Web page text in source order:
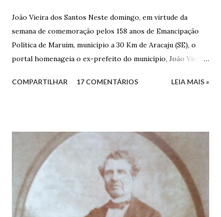
João Vieira dos Santos Neste domingo, em virtude da
semana de comemoração pelos 158 anos de Emancipação
Política de Maruim, município a 30 Km de Aracaju (SE), o
portal homenageia o ex-prefeito do município, João Vieira
Vieira dos Santos e Arlinda Barroso dos Santos, nasceu em
infância pobre, João Vieira não pôde se dedicar aos
estudos, e então passou a colocar o trabalho em primeiro
plano para auxiliar na renda familiar. No comércio foi
garçon, dono de bar, de armarinho e depois de uma
panificação. “Ao contrário de muitos, que renegam suas
raízes e procuram obscurecer seu passado, orgulhava-se
COMPARTILHAR 17 COMENTÁRIOS LEIA MAIS »